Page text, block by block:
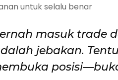
untuk selalu benar
masuk trade
jebakan.